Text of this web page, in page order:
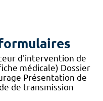
d'intervention de
médicale) Dossier
Présentation de
de transmission